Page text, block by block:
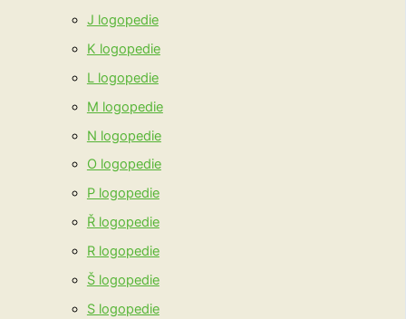
J logopedie
K logopedie
L logopedie
M logopedie
N logopedie
O logopedie
P logopedie
Ř logopedie
R logopedie
Š logopedie
S logopedie